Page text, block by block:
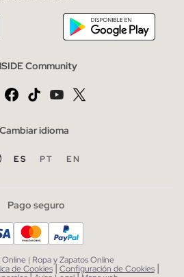
Community
Cambiar idioma
ES PT EN
Pago seguro
Online | Ropa y Zapatos Online
de Cookies| Configuración de Cookies |